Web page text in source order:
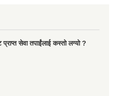
प्राप्त सेवा तपाईंलाई कस्तो लग्यो ?